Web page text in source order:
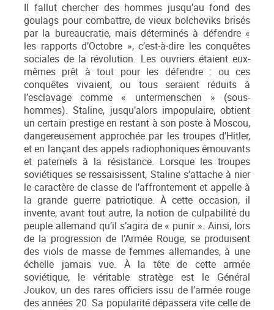
Il fallut chercher des hommes jusqu’au fond des
goulags pour combattre, de vieux bolcheviks brisés
par la bureaucratie, mais déterminés à défendre «
les rapports d’Octobre », c’est-à-dire les conquêtes
sociales de la révolution. Les ouvriers étaient eux-
mêmes prêt à tout pour les défendre : ou ces
conquêtes vivaient, ou tous seraient réduits à
l’esclavage comme « untermenschen » (sous-
hommes). Staline, jusqu’alors impopulaire, obtient
un certain prestige en restant à son poste à Moscou,
dangereusement approchée par les troupes d’Hitler,
et en lançant des appels radiophoniques émouvants
et paternels à la résistance. Lorsque les troupes
soviétiques se ressaisissent, Staline s’attache à nier
le caractère de classe de l’affrontement et appelle à
la grande guerre patriotique. À cette occasion, il
invente, avant tout autre, la notion de culpabilité du
peuple allemand qu’il s’agira de « punir ». Ainsi, lors
de la progression de l’Armée Rouge, se produisent
des viols de masse de femmes allemandes, à une
échelle jamais vue. À la tête de cette armée
soviétique, le véritable stratège est le Général
Joukov, un des rares officiers issu de l’armée rouge
des années 20. Sa popularité dépassera vite celle de